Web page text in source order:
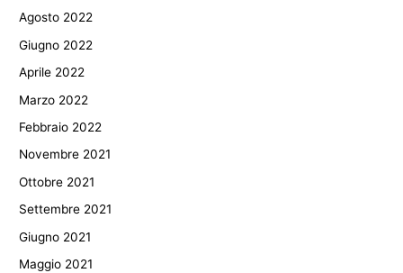
Agosto 2022
Giugno 2022
Aprile 2022
Marzo 2022
Febbraio 2022
Novembre 2021
Ottobre 2021
Settembre 2021
Giugno 2021
Maggio 2021